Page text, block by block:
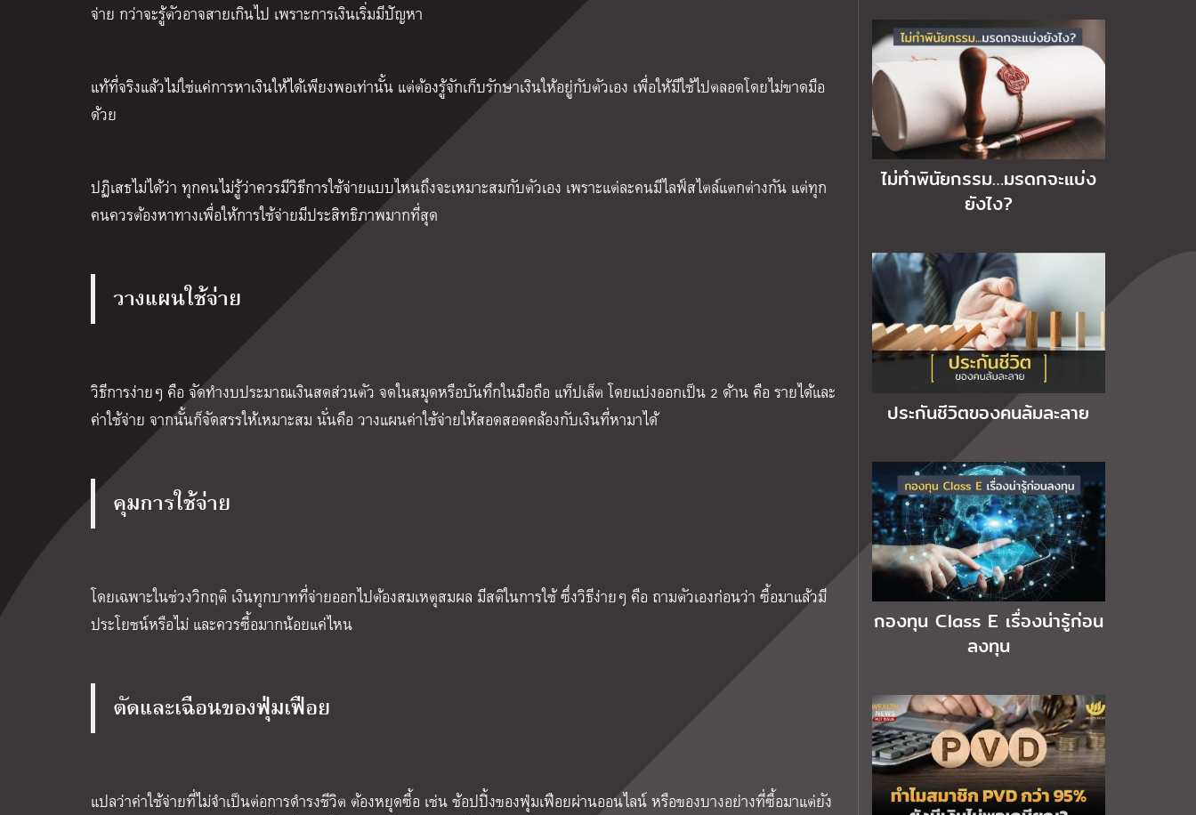
จ่าย กว่าจะรู้ตัวอาจสายเกินไป เพราะการเงินเริ่มมีปัญหา
แท้ที่จริงแล้วไม่ใช่แค่การหาเงินให้ได้เพียงพอเท่านั้น แต่ต้องรู้จักเก็บรักษาเงินให้อยู่กับตัวเอง เพื่อให้มีใช้ไปตลอดโดยไม่ขาดมือ
ด้วย
ปฏิเสธไม่ได้ว่า ทุกคนไม่รู้ว่าควรมีวิธีการใช้จ่ายแบบไหนถึงจะเหมาะสมกับตัวเอง เพราะแต่ละคนมีไลฟ์สไตล์แตกต่างกัน แต่ทุก
คนควรต้องหาทางเพื่อให้การใช้จ่ายมีประสิทธิภาพมากที่สุด
วางแผนใช้จ่าย
วิธีการง่ายๆ คือ จัดทำงบประมาณเงินสดส่วนตัว จดในสมุดหรือบันทึกในมือถือ แท็ปเล็ต โดยแบ่งออกเป็น 2 ด้าน คือ รายได้และ
ค่าใช้จ่าย จากนั้นก็จัดสรรให้เหมาะสม นั่นคือ วางแผนค่าใช้จ่ายให้สอดสอดคล้องกับเงินที่หามาได้
คุมการใช้จ่าย
โดยเฉพาะในช่วงวิกฤติ เงินทุกบาทที่จ่ายออกไปต้องสมเหตุสมผล มีสติในการใช้ ซึ่งวิธีง่ายๆ คือ ถามตัวเองก่อนว่า ซื้อมาแล้วมี
ประโยชน์หรือไม่ และควรซื้อมากน้อยแค่ไหน
ตัดและเฉือนของฟุ่มเฟือย
แปลว่าค่าใช้จ่ายที่ไม่จำเป็นต่อการดำรงชีวิต ต้องหยุดซื้อ เช่น ช้อปปิ้งของฟุ่มเฟือยผ่านออนไลน์ หรือของบางอย่างที่ซื้อมาแต่ยัง
ไม่ทำพินัยกรรม…มรดกจะแบ่ง
ยังไง?
ประกันชีวิตของคนล้มละลาย
กองทุน Class E เรื่องน่ารู้ก่อน
ลงทุน